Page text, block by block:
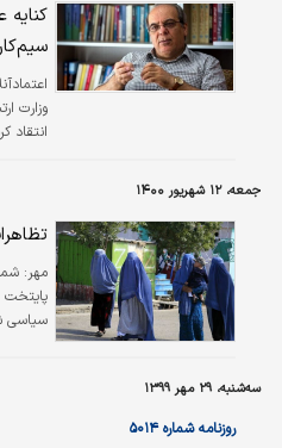
کنایه
وزارت
انتقاد
جمعه، ۱۲ شهریور ۱۴۰۰
مهر:
پایتخت
سیاسی
سه‌شنبه، ۲۹ مهر ۱۳۹۹
روزنامه شماره ۵۰۱۴